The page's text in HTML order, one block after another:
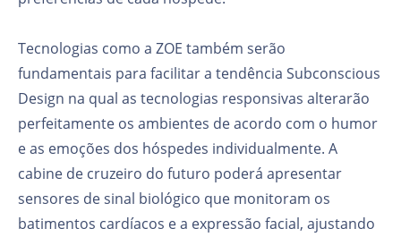
Tecnologias como a ZOE também serão
fundamentais para facilitar a tendência Subconscious
Design na qual as tecnologias responsivas alterarão
perfeitamente os ambientes de acordo com o humor
e as emoções dos hóspedes individualmente. A
cabine de cruzeiro do futuro poderá apresentar
sensores de sinal biológico que monitoram os
batimentos cardíacos e a expressão facial, ajustando